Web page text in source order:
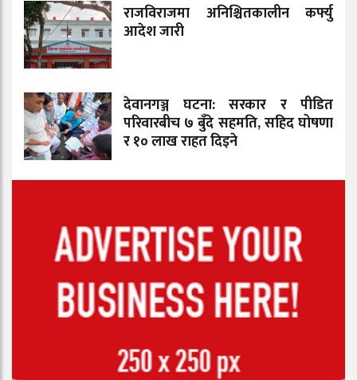
राजविराजमा अनिश्चितकालीन कर्फ्यु
आदेश जारी
देवानगञ्ज घटना: सरकार र पीडित
परिवारबीच ७ बुँदे सहमति, सहिद घोषणा
र १० लाख राहत दिइने